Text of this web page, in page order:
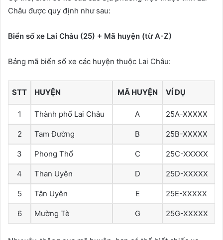
Châu được quy định như sau:
Biển số xe Lai Châu (25) + Mã huyện (từ A-Z)
Bảng mã biển số xe các huyện thuộc Lai Châu:
STT HUYỆN MÃ HUYỆN VÍ DỤ
1 Thành phố Lai Châu A 25A-XXXXX
2 Tam Đường B 25B-XXXXX
3 Phong Thổ C 25C-XXXXX
4 Than Uyên D 25D-XXXXX
5 Tân Uyên E 25E-XXXXX
6 Mường Tè G 25G-XXXXX